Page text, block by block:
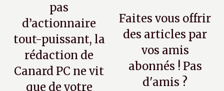
pas
d’actionnaire
tout-puissant, la
rédaction de
Canard PC ne vit
que de votre
Faites vous offrir
des articles par
vos amis
abonnés ! Pas
d'amis ?